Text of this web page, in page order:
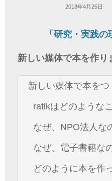
2018年4月25日
「研究・実践
新しい媒体で本を作り
新しい媒体で本をつ
ratikはどのような
なぜ、NPO法人な
なぜ、電子書籍な
どのように本を作